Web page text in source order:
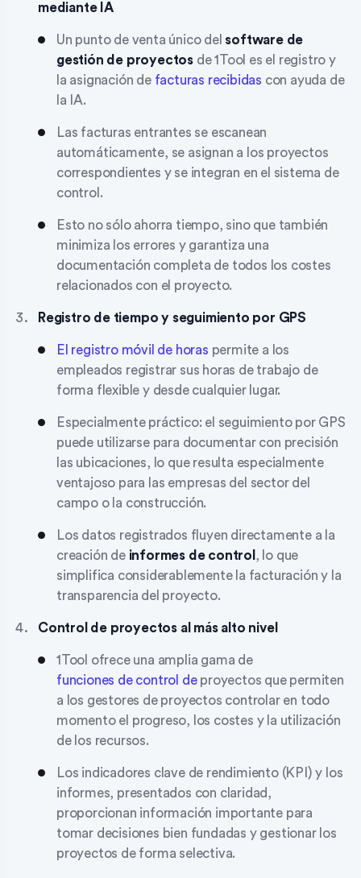
mediante IA
Un punto de venta único del software de
gestión de proyectos de 1Tool es el registro y
la asignación de facturas recibidas con ayuda de
la IA.
Las facturas entrantes se escanean
automáticamente, se asignan a los proyectos
correspondientes y se integran en el sistema de
control.
Esto no sólo ahorra tiempo, sino que también
minimiza los errores y garantiza una
documentación completa de todos los costes
relacionados con el proyecto.
Registro de tiempo y seguimiento por GPS
El registro móvil de horas permite a los
empleados registrar sus horas de trabajo de
forma flexible y desde cualquier lugar.
Especialmente práctico: el seguimiento por GPS
puede utilizarse para documentar con precisión
las ubicaciones, lo que resulta especialmente
ventajoso para las empresas del sector del
campo o la construcción.
Los datos registrados fluyen directamente a la
creación de informes de control , lo que
simplifica considerablemente la facturación y la
transparencia del proyecto.
Control de proyectos al más alto nivel
1Tool ofrece una amplia gama de
funciones de control deproyectos que permiten
a los gestores de proyectos controlar en todo
momento el progreso, los costes y la utilización
de los recursos.
Los indicadores clave de rendimiento (KPI) y los
informes, presentados con claridad,
proporcionan información importante para
tomar decisiones bien fundadas y gestionar los
proyectos de forma selectiva.